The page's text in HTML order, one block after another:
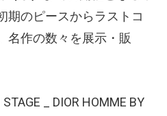
期のピースからラストコ
名作の数々を展示・販
_ DIOR HOMME BY